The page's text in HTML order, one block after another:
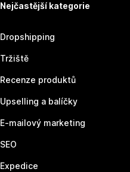
Nejčastější kategorie
Dropshipping
Tržiště
Recenze produktů
Upselling a balíčky
E-mailový marketing
SEO
Expedice